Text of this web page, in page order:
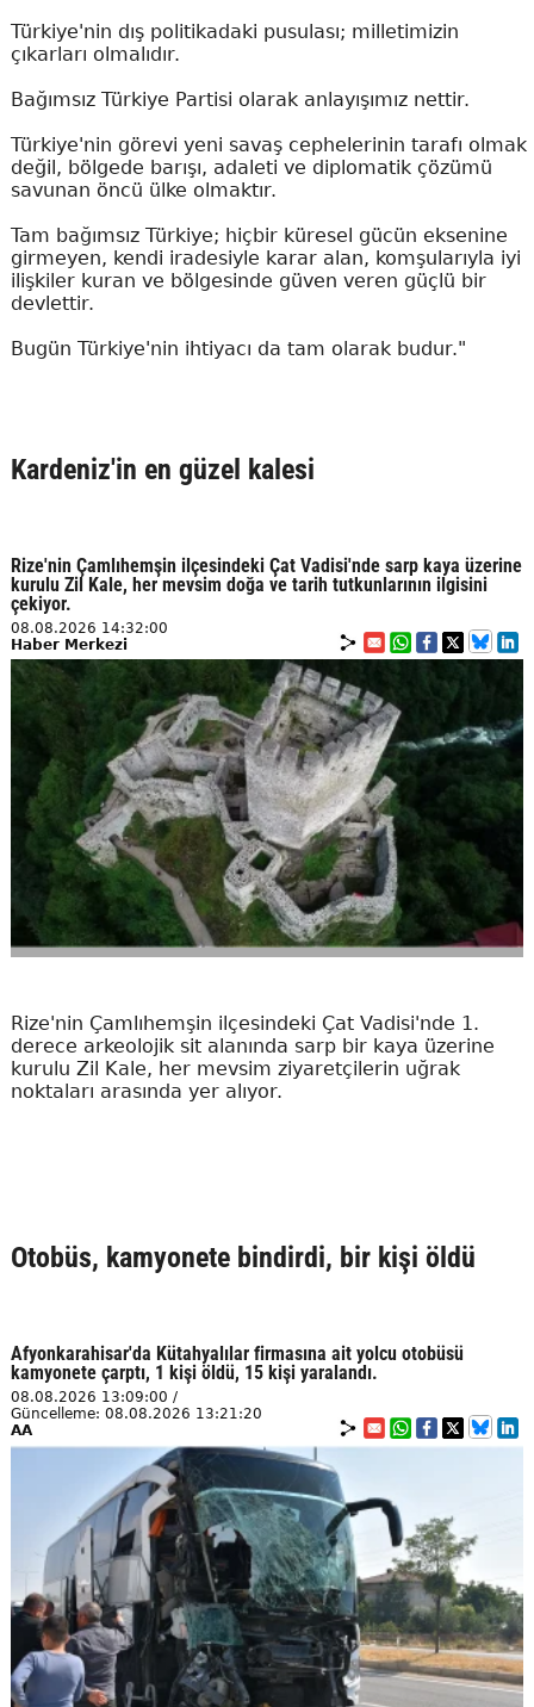
Türkiye'nin dış politikadaki pusulası; milletimizin
çıkarları olmalıdır.
Bağımsız Türkiye Partisi olarak anlayışımız nettir.
Türkiye'nin görevi yeni savaş cephelerinin tarafı olmak
değil, bölgede barışı, adaleti ve diplomatik çözümü
savunan öncü ülke olmaktır.
Tam bağımsız Türkiye; hiçbir küresel gücün eksenine
girmeyen, kendi iradesiyle karar alan, komşularıyla iyi
ilişkiler kuran ve bölgesinde güven veren güçlü bir
devlettir.
Bugün Türkiye'nin ihtiyacı da tam olarak budur."
Kardeniz'in en güzel kalesi
Rize'nin Çamlıhemşin ilçesindeki Çat Vadisi'nde sarp kaya üzerine
kurulu Zil Kale, her mevsim doğa ve tarih tutkunlarının ilgisini
çekiyor.
08.08.2026 14:32:00
Haber Merkezi
Rize'nin Çamlıhemşin ilçesindeki Çat Vadisi'nde 1.
derece arkeolojik sit alanında sarp bir kaya üzerine
kurulu Zil Kale, her mevsim ziyaretçilerin uğrak
noktaları arasında yer alıyor.
Otobüs, kamyonete bindirdi, bir kişi öldü
Afyonkarahisar'da Kütahyalılar firmasına ait yolcu otobüsü
kamyonete çarptı, 1 kişi öldü, 15 kişi yaralandı.
08.08.2026 13:09:00 /
Güncelleme: 08.08.2026 13:21:20
AA